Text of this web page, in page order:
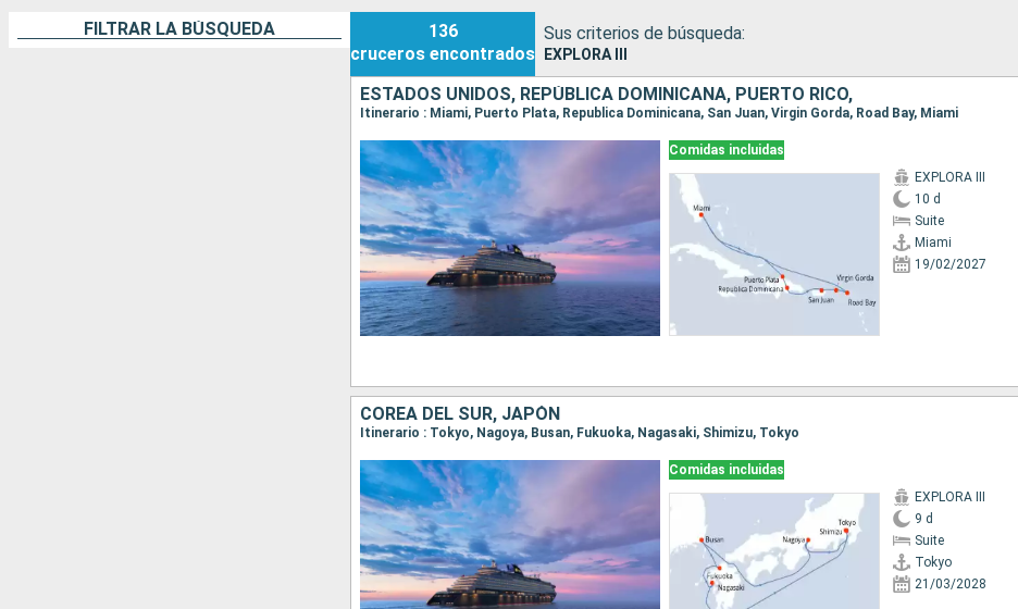
FILTRAR LA BÚSQUEDA
136
cruceros encontrados
Sus criterios de búsqueda:
EXPLORA III
ESTADOS UNIDOS, REPÚBLICA DOMINICANA, PUERTO RICO,
Itinerario : Miami, Puerto Plata, Republica Dominicana, San Juan, Virgin Gorda, Road Bay, Miami
Comidas incluidas
EXPLORA III
10 d
Suite
Miami
19/02/2027
COREA DEL SUR, JAPÓN
Itinerario : Tokyo, Nagoya, Busan, Fukuoka, Nagasaki, Shimizu, Tokyo
Comidas incluidas
EXPLORA III
9 d
Suite
Tokyo
21/03/2028